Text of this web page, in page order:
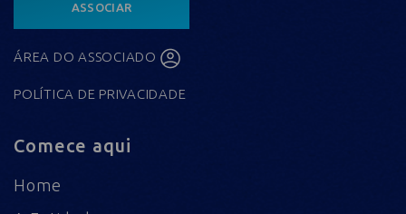
ASSOCIAR
ÁREA DO ASSOCIADO
POLÍTICA DE PRIVACIDADE
Comece aqui
Home